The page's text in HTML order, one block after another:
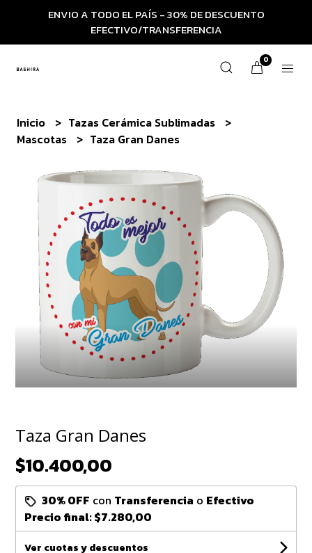
ENVIO A TODO EL PAÍS - 30% DE DESCUENTO
EFECTIVO/TRANSFERENCIA
0
Inicio
Tazas Cerámica Sublimadas
Mascotas
Taza Gran Danes
Taza Gran Danes
$10.400,00
30% OFF con Transferencia o Efectivo
Precio final:$7.280,00
Ver cuotas y descuentos